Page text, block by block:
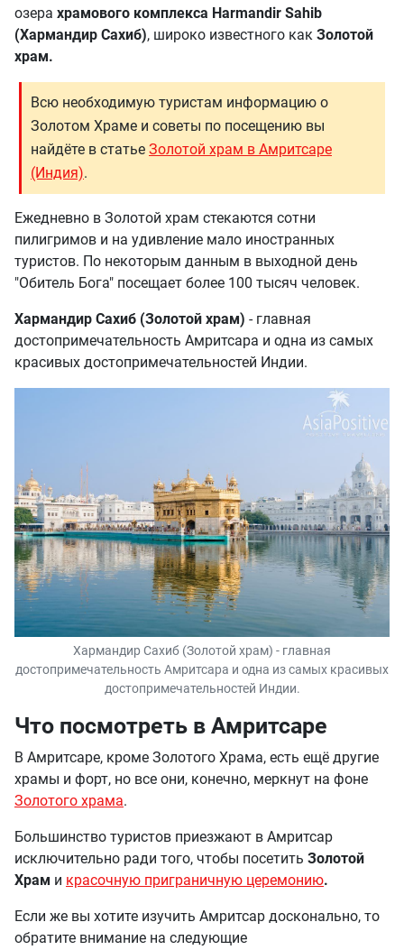
озера храмового комплекса Harmandir Sahib
(Хармандир Сахиб), широко известного как Золотой
храм.
Всю необходимую туристам информацию о
Золотом Храме и советы по посещению вы
найдёте в статье Золотой храм в Амритсаре
(Индия).
Ежедневно в Золотой храм стекаются сотни
пилигримов и на удивление мало иностранных
туристов. По некоторым данным в выходной день
"Обитель Бога" посещает более 100 тысяч человек.
Хармандир Сахиб (Золотой храм) - главная
достопримечательность Амритсара и одна из самых
красивых достопримечательностей Индии.
Хармандир Сахиб (Золотой храм) - главная
достопримечательность Амритсара и одна из самых красивых
достопримечательностей Индии.
Что посмотреть в Амритсаре
В Амритсаре, кроме Золотого Храма, есть ещё другие
храмы и форт, но все они, конечно, меркнут на фоне
Золотого храма.
Большинство туристов приезжают в Амритсар
исключительно ради того, чтобы посетить Золотой
Храм и красочную приграничную церемонию.
Если же вы хотите изучить Амритсар досконально, то
обратите внимание на следующие